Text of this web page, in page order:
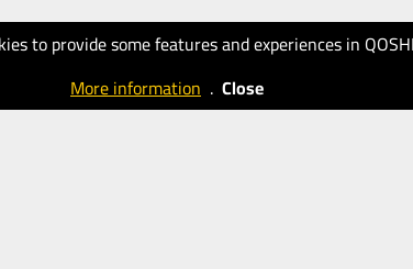
to provide some features and experiences in
More information . Close